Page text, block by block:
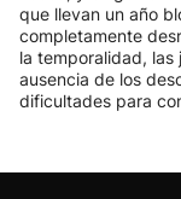
que llevan un año
completamente
la temporalidad,
ausencia de los
dificultades para